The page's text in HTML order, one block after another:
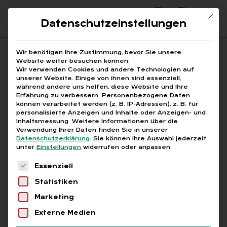
Suchfeld
Suchen
Breadcrumb-Navigation
STARTSEITE HR ANALYTICS
Alle Bei­trä­ge mit dem
Schlag­wort „HR Ana­ly­
tics“
Mit
Datenschutzeinstellungen
Wir benötigen Ihre Zustimmung, bevor Sie unsere
Website weiter besuchen können.
Wir verwenden Cookies und andere Technologien auf
unserer Website. Einige von ihnen sind essenziell,
während andere uns helfen, diese Website und Ihre
Erfahrung zu verbessern. Personenbezogene Daten
können verarbeitet werden (z. B. IP-Adressen), z. B. für
personalisierte Anzeigen und Inhalte oder Anzeigen- und
Inhaltsmessung. Weitere Informationen über die
Verwendung Ihrer Daten finden Sie in unserer
Datenschutzerklärung. Sie können Ihre Auswahl jederzeit
unter Einstellungen widerrufen oder anpassen.
Es folgt eine Liste der Service-Gruppen, für
Essenziell
Statistiken
Marketing
Externe Medien